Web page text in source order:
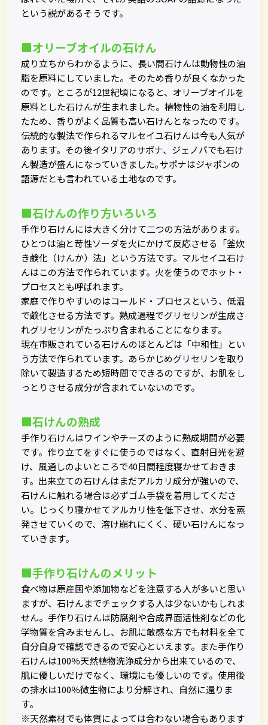
という説があるそうです。
■オリーブオイルの石けん
成り立ちからわかるように、長い間石けんは動物性の油
脂を原料にしていました。そのため香りが良くなかった
のです。ところが12世紀頃になると、オリーブオイルを
原料とした石けんが生まれました。植物性の油を利用し
たため、香りがよく品質も高い石けんとなったのです。
伝統的な製法で作られるマルセイユ石けんは今も人気が
あります。その後イタリアのサポナ、ジェノバでも石け
ん製造が盛んになっていきました｡サポナはジャポンの
語源だとも言われている土地なのです。
■石けんの作り方いろいろ
手作り石けんには大きく分けて二つの方法があります。
ひとつは油と苛性ソーダを火にかけて反応させる「釜炊
き鹸化（けんか）法」という方法です。マルセイユ石け
んはこの方法で作られています。火を使うのでホット・
プロセスとも呼ばれます。
家庭で作りやすいのはコールド・プロセスという、低温
で鹸化させる方法です。熟成過程でグリセリンが生成さ
れグリセリンがたっぷり含まれることになります。
現在市販されている石けんのほとんどは「中和性」とい
う方法で作られています。あらかじめグリセリンを取り
除いて製造するため短時間でできるのですが、お肌をし
っとりさせる成分が含まれていないのです。
■石けんの熟成
手作り石けんはワインやチーズのように熟成期間が必要
です。作り立てをすぐに使うのではなく、直射日光を避
け、風通しのよいところで40日間程度寝かせておきま
す。出来立ての石けんはまだアルカリ成分が強いので、
石けんに触れる場合は必ずゴム手袋を着用してくださ
い。じっくり寝かせてアルカリ性を低下させ、水分を蒸
発させていくので、溶け崩れにくく、硬い石けんになっ
ていきます。
■手作り石けんのメリット
食べ物は原産国や添加物などを注意する人が多いと思い
ますが、石けんまでチェックする人は少ないかもしれま
せん。手作り石けんは防腐剤や合成界面活性剤などの化
学物質を含みませんし、お肌に敏感な方でも材料を全て
自分自身で確認できるので安心といえます。また手作り
石けんは100％天然植物洗浄成分から出来ているので、
肌に優しいだけでなく、環境にも優しいのです。使用後
の排水は100％微生物により分解され、自然に還りま
す。
※天然素材でも体質によっては合わない場合もあります